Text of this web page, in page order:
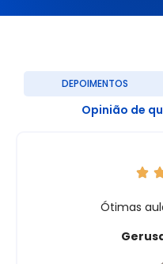
DEPOIMENTOS
Opinião de
Ótimas